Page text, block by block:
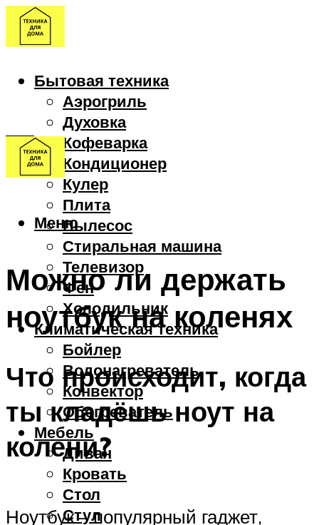
Бытовая техника
Аэрогриль
Духовка
Кофеварка
Кондиционер
Кулер
Плита
Пылесос
Стиральная машина
Телевизор
Фен
Холодильник
Климатическая техника
Бойлер
Водонагреватель
Конвектор
Обогреватель
Мебель
Диван
Кровать
Стол
Стул
Меню
Можно ли держать
ноутбук на коленях
Что происходит, когда
ты кладёшь ноут на
колени?
Ноутбук – популярный гаджет,